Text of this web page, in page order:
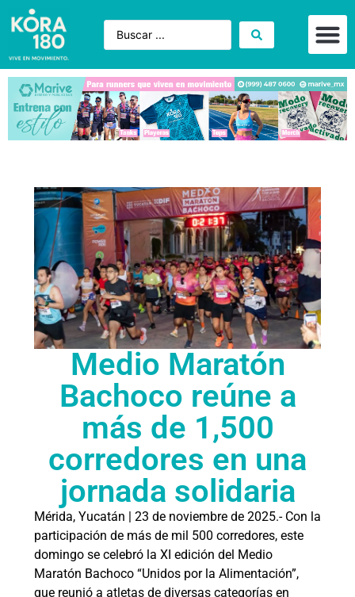
Medio Maratón
Bachoco reúne a
más de 1,500
corredores en una
jornada solidaria
Mérida, Yucatán | 23 de noviembre de 2025.- Con la
participación de más de mil 500 corredores, este
domingo se celebró la XI edición del Medio
Maratón Bachoco “Unidos por la Alimentación”,
que reunió a atletas de diversas categorías en